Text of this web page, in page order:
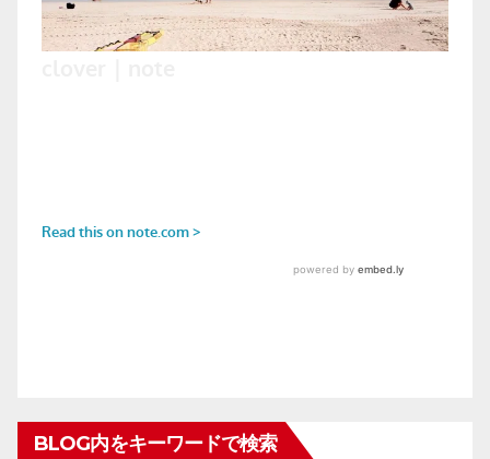
BLOG内をキーワードで検索